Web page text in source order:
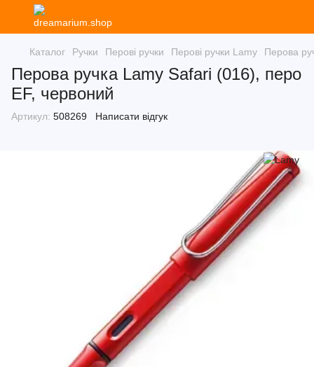
Каталог Ручки Перові ручки Перові ручки Lamy Перова
Перова ручка Lamy Safari (016), перо
EF, червоний
Артикул: 508269 Написати відгук